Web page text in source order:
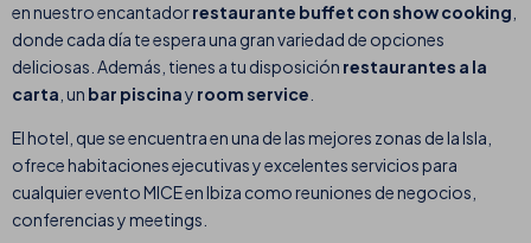
en nuestro encantadorrestaurante buffet con show cooking
donde cada día te espera una gran variedad de opciones
deliciosas. Además, tienes a tu disposición restaurantes a la
carta , un bar piscinay room service
El hotel, que se encuentra en una de las mejores zonas de la Isla,
ofrece habitaciones ejecutivas y excelentes servicios para
cualquierevento MICE en Ibiza como reuniones de negocios,
conferencias y meetings.